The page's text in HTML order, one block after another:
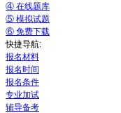
④ 在线题库
⑤ 模拟试题
⑥ 免费下载
快捷导航:
报名材料
报名时间
报名条件
专业加试
辅导备考